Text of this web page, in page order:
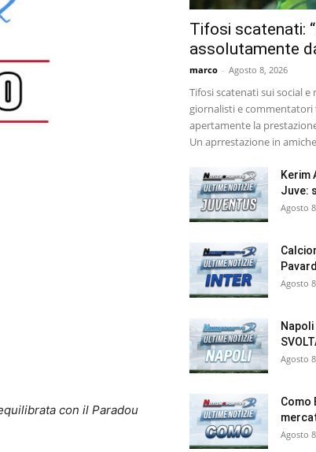
con il Paradou
Tifosi scatenati:
assolutamente
marco - Agosto 8, 2026
Tifosi scatenati sui social
giornalisti e
apertamente la
Un aprrestazione in
Kerim
Juve:
Agosto
Agosto
Agosto
Como
Agosto